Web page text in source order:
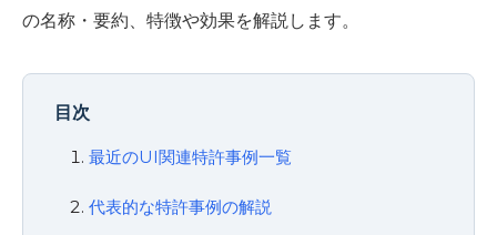
の名称・要約、特徴や効果を解説します。
目次
最近のUI関連特許事例一覧
代表的な特許事例の解説